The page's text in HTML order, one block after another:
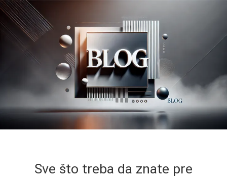
Sve što treba da znate pre